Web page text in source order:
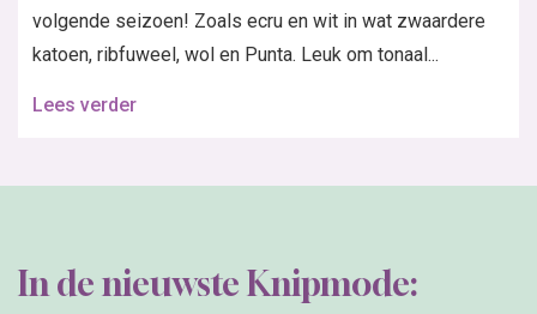
volgende seizoen! Zoals ecru en wit in wat zwaardere
katoen, ribfuweel, wol en Punta. Leuk om tonaal...
Lees verder
In de nieuwste Knipmode: